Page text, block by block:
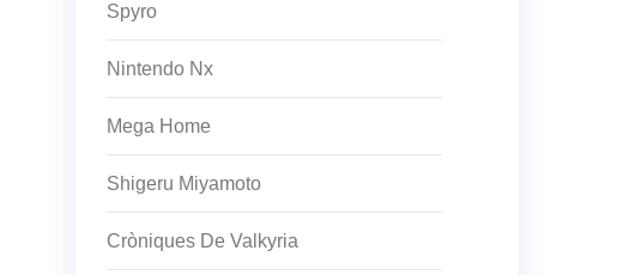
Spyro
Nintendo Nx
Mega Home
Shigeru Miyamoto
Cròniques De Valkyria